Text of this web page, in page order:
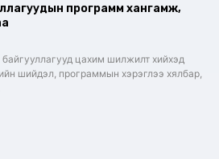
программ хангамж,
цахим шилжилт хийхэд
шийдэл, программын хэрэглээ хялбар,